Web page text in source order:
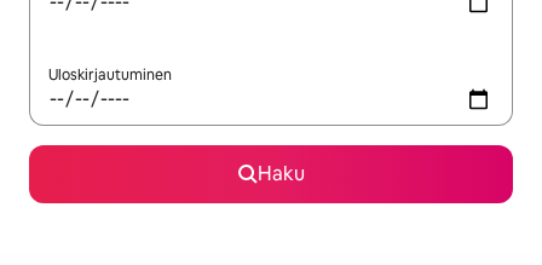
Uloskirjautuminen
Haku